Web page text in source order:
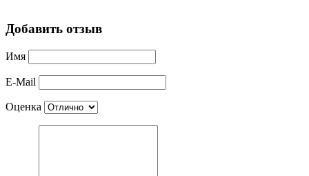
Добавить отзыв
Имя
E-Mail
Оценка